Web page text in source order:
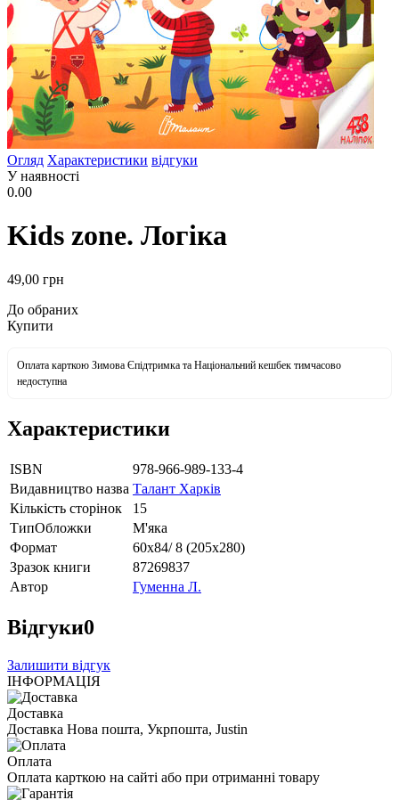
Огляд Характеристики відгуки
У наявності
0.00
Kids zone. Логіка
49,00 грн
До обраних
Купити
Оплата карткою Зимова Єпідтримка та Національний кешбек тимчасово
недоступна
Характеристики
ISBN
978-966-989-133-4
Видавництво назва Талант Харків
Кількість сторінок
15
ТипОбложки
М'яка
Формат
60х84/ 8 (205х280)
Зразок книги
87269837
Автор
Гуменна Л.
Відгуки0
Залишити відгук
ІНФОРМАЦІЯ
Доставка
Доставка Нова пошта, Укрпошта, Justin
Оплата
Оплата карткою на сайті або при отриманні товару